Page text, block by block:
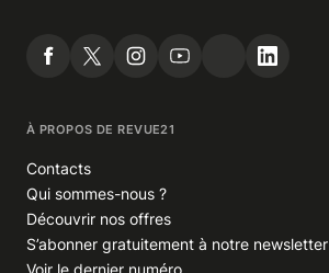
À PROPOS DE REVUE21
Contacts
Qui sommes-nous ?
Découvrir nos offres
S’abonner gratuitement à notre newsletter